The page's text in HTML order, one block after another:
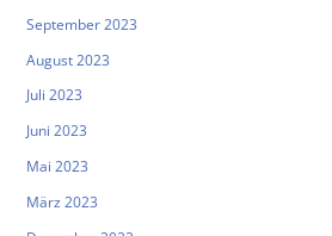
September 2023
August 2023
Juli 2023
Juni 2023
Mai 2023
März 2023